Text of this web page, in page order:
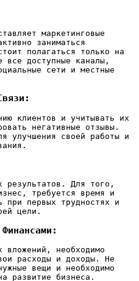
маркетинговые
заниматься
полагаться только на
все доступные каналы‚
сети и местные
клиентов и учитывать их
негативные отзывы.
улучшения своей работы и
результатов. Для того‚
требуется время и
при первых трудностях и
цели.
вложений‚ необходимо
расходы и доходы. Не
вещи и необходимо
развитие бизнеса.